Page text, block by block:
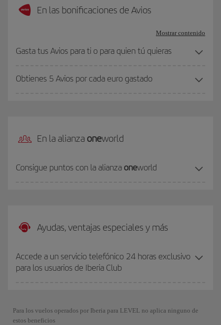
En las bonificaciones de Avios
Mostrar contenido
Gasta tus Avios para ti o para quien tú quieras
Obtienes 5 Avios por cada euro gastado
En la alianza oneworld
Consigue puntos con la alianza oneworld
Ayudas, ventajas especiales y más
Accede a un servicio telefónico 24 horas exclusivo
para los usuarios de Iberia Club
Para los vuelos operados por Iberia para LEVEL no aplica ninguno de
estos beneficios